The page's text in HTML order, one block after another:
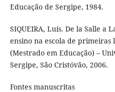
Educação de Sergipe, 1984.
SIQUEIRA, Luís. De la Salle a
ensino na escola de primeiras
(Mestrado em Educação) –
Sergipe, São Cristóvão, 2006.
Fontes manuscritas